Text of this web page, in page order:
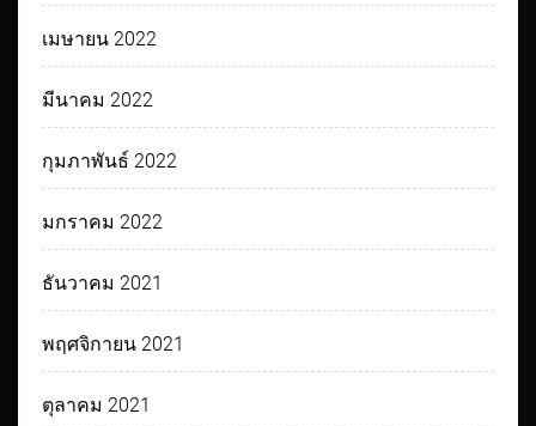
เมษายน 2022
มีนาคม 2022
กุมภาพันธ์ 2022
มกราคม 2022
ธันวาคม 2021
พฤศจิกายน 2021
ตุลาคม 2021